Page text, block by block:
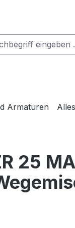
Armaturen
25 MA